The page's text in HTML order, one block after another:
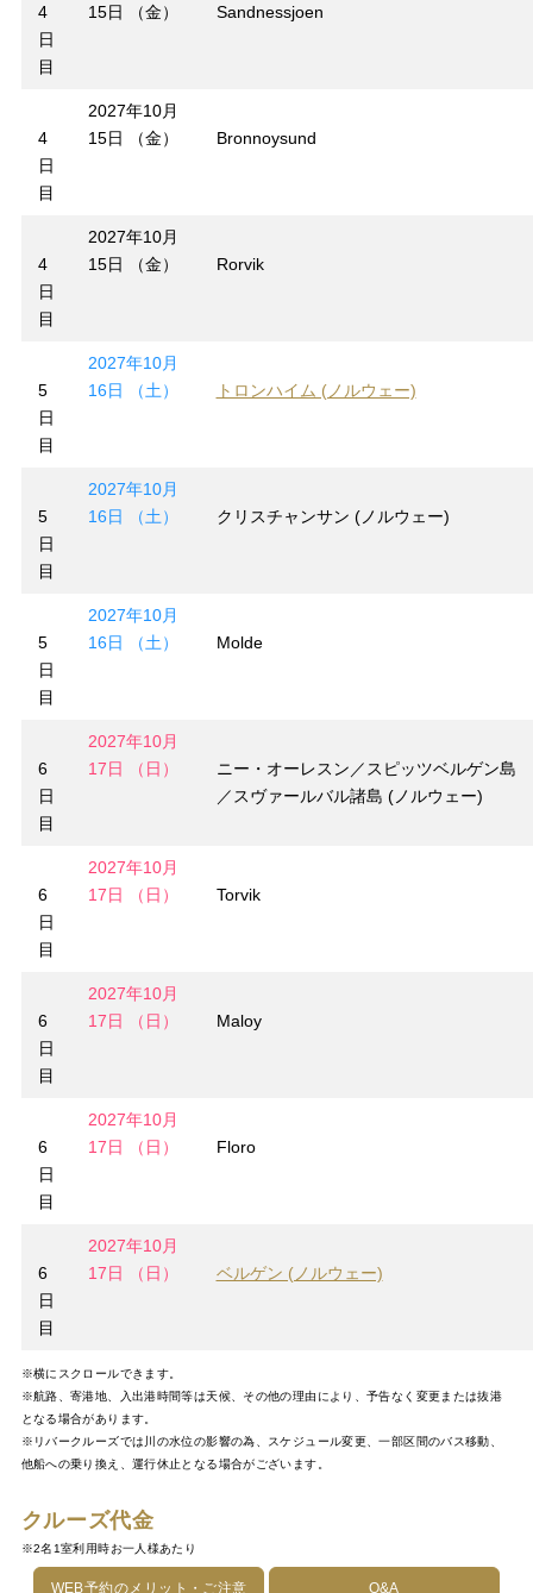
4
日
目
15日 （金）
Sandnessjoen
4
日
目
2027年10月
15日 （金）
Bronnoysund
4
日
目
2027年10月
15日 （金）
Rorvik
5
日
目
2027年10月
16日 （土）
トロンハイム (ノルウェー)
5
日
目
2027年10月
16日 （土）
クリスチャンサン (ノルウェー)
5
日
目
2027年10月
16日 （土）
Molde
6
日
目
2027年10月
17日 （日）
ニー・オーレスン／スピッツベルゲン島
／スヴァールバル諸島 (ノルウェー)
6
日
目
2027年10月
17日 （日）
Torvik
6
日
目
2027年10月
17日 （日）
Maloy
6
日
目
2027年10月
17日 （日）
Floro
6
日
目
2027年10月
17日 （日）
ベルゲン (ノルウェー)
※横にスクロールできます。
※航路、寄港地、入出港時間等は天候、その他の理由により、予告なく変更または抜港
となる場合があります。
※リバークルーズでは川の水位の影響の為、スケジュール変更、一部区間のバス移動、
他船への乗り換え、運行休止となる場合がございます。
クルーズ代金
※2名1室利用時お一人様あたり
WEB予約のメリット・ご注意 Q&A